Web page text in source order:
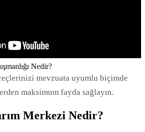
Nedir?
mevzuata uyumlu biçimde
maksimum fayda sağlayın.
Merkezi Nedir?